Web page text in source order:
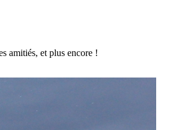
amitiés, et plus encore !